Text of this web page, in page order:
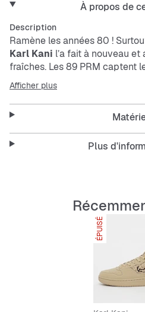
À propos de
Description
Ramène les années 80 !
Karl Kani l’a fait à nouveau et
fraîches. Les 89 PRM captent
diffusent dans le monde entier.
Le design iconique de ce
Que ce soit casual, sportif ou
Caractéristiques :
Différentes textures sur la
Boîte à orteils perforée
Matériaux supérieurs :
Doublure intérieure : textile
Semelle extérieure :
Afficher plus
Plus
ÉPUISÉ